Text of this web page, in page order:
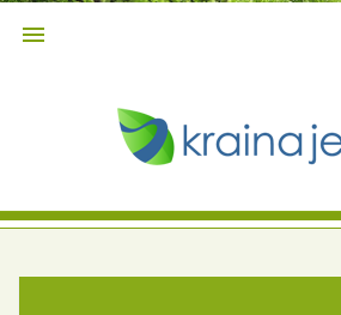
